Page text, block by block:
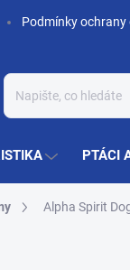
Podmínky
PTÁCI
Alpha Spirit